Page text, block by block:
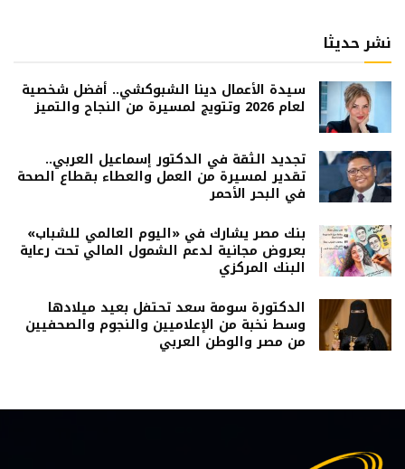
نشر حديثا
سيدة الأعمال دينا الشبوكشي.. أفضل شخصية
لعام 2026 وتتويج لمسيرة من النجاح والتميز
تجديد الثقة في الدكتور إسماعيل العربي..
تقدير لمسيرة من العمل والعطاء بقطاع الصحة
في البحر الأحمر
بنك مصر يشارك في «اليوم العالمي للشباب»
بعروض مجانية لدعم الشمول المالي تحت رعاية
البنك المركزي
الدكتورة سومة سعد تحتفل بعيد ميلادها
وسط نخبة من الإعلاميين والنجوم والصحفيين
من مصر والوطن العربي